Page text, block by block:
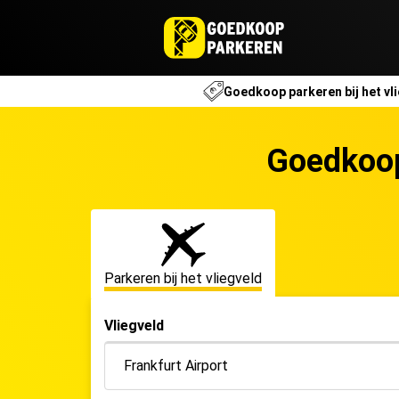
Goedkoop parkeren bij het
Parkeren bij het vliegveld
Vliegveld